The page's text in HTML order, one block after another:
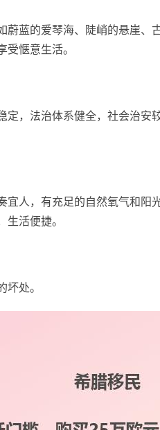
蔚蓝的爱琴海、陡峭的悬崖、
惬意生活。
定，法治体系健全，社会治安
宜人，有充足的自然氧气和阳
活便捷。
处。